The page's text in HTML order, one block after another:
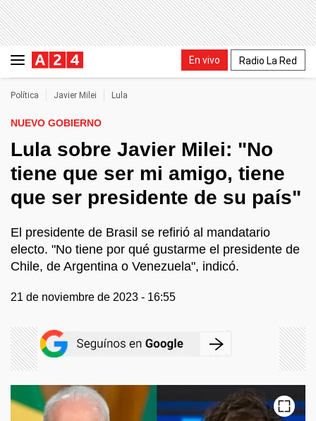
En vivo Radio La Red
Política Javier Milei Lula
NUEVO GOBIERNO
Lula sobre Javier Milei: "No
tiene que ser mi amigo, tiene
que ser presidente de su país"
El presidente de Brasil se refirió al mandatario
electo. "No tiene por qué gustarme el presidente de
Chile, de Argentina o Venezuela", indicó.
21 de noviembre de 2023 - 16:55